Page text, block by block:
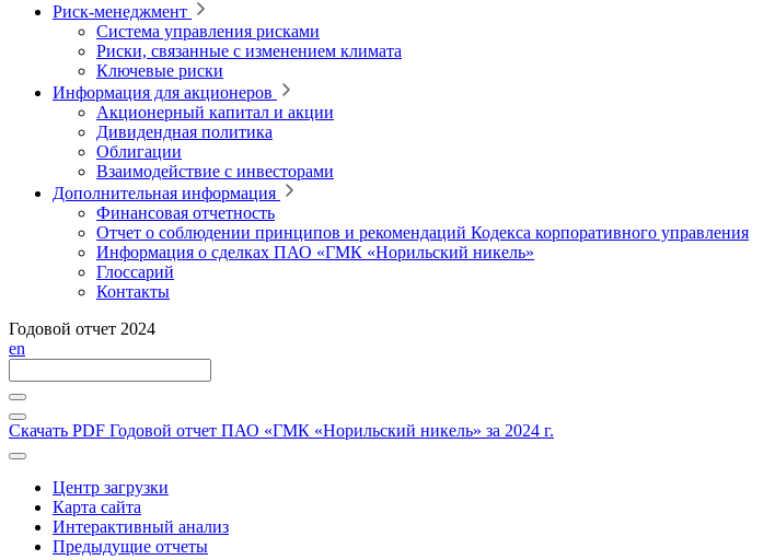
Риск-менеджмент
Система управления рисками
Риски, связанные с изменением климата
Ключевые риски
Информация для акционеров
Акционерный капитал и акции
Дивидендная политика
Облигации
Взаимодействие с инвесторами
Дополнительная информация
Финансовая отчетность
Отчет о соблюдении принципов и рекомендаций Кодекса корпоративного управления
Информация о сделках ПАО «ГМК «Норильский никель»
Глоссарий
Контакты
Годовой отчет 2024
en
Скачать PDF Годовой отчет ПАО «ГМК «Норильский никель» за 2024 г.
Центр загрузки
Карта сайта
Интерактивный анализ
Предыдущие отчеты